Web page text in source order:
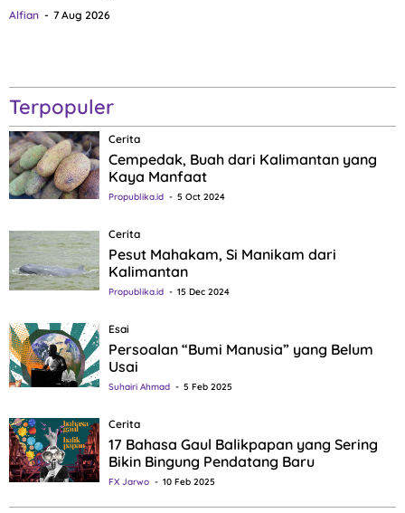
Alfian 7 Aug 2026
Terpopuler
Cerita
Cempedak, Buah dari Kalimantan yang
Kaya Manfaat
Propublika.id 5 Oct 2024
Cerita
Pesut Mahakam, Si Manikam dari
Kalimantan
Propublika.id 15 Dec 2024
Esai
Persoalan “Bumi Manusia” yang Belum
Usai
Suhairi Ahmad 5 Feb 2025
Cerita
17 Bahasa Gaul Balikpapan yang Sering
Bikin Bingung Pendatang Baru
FX Jarwo 10 Feb 2025